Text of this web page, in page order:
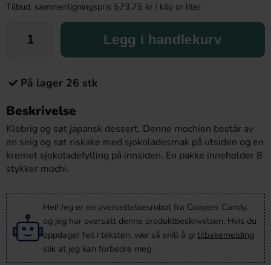
Tilbud, sammenligningspris 573.75 kr / kilo or liter
Legg i handlekurv
På lager 26 stk
Beskrivelse
Klebrig og søt japansk dessert. Denne mochien består av
en seig og søt riskake med sjokoladesmak på utsiden og en
kremet sjokoladefylling på innsiden. En pakke inneholder 8
stykker mochi.
Hei! Jeg er en oversettelsesrobot fra Coopers Candy,
og jeg har oversatt denne produktbeskrivelsen. Hvis du
oppdager feil i teksten, vær så snill å gi tilbakemelding
slik at jeg kan forbedre meg.